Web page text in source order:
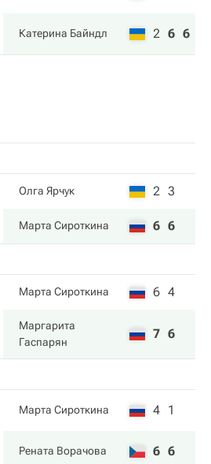
Катерина Байндл 2 6 6
Олга Ярчук 2 3
Марта Сироткина 6 6
Марта Сироткина 6 4
Маргарита
Гаспарян
7 6
Марта Сироткина 4 1
Рената Ворачова 6 6